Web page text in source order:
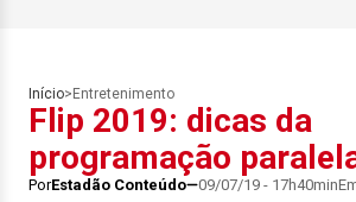
Início> Entretenimento
Flip 2019: dicas da
programação
PorEstadão Conteúdo 09/07/19 - 17h40min